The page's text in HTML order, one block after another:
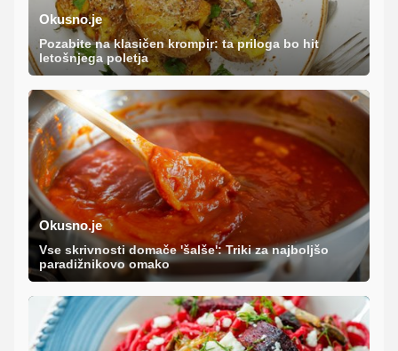
Okusno.je
Pozabite na klasičen krompir: ta priloga bo hit
letošnjega poletja
Okusno.je
Vse skrivnosti domače 'šalše': Triki za najboljšo
paradižnikovo omako